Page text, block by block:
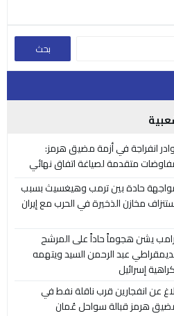
انفراجة في أزمة مضيق هرمز:
متقدمة لصياغة اتفاق نهائي
حادة بين ترمب وهيغسيث بسبب
مخازن الذخيرة في الحرب مع إيران
يشن هجوماً حاداً على المرشح
عبد الرحمن السيد ويتهمه
إسرائيل
عن انفجارين قرب ناقلة نفط في
هرمز قبالة سواحل عُمان